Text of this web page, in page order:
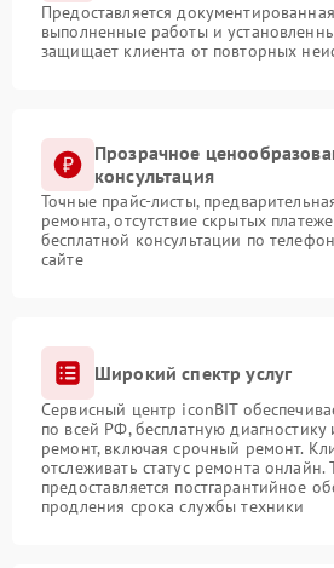
Предоставляется
выполненные работы и
защищает клиента от повторных
Прозрачное
консультация
Точные прайс-листы,
ремонта, отсутствие скрытых
бесплатной консультации по
сайте
Широкий спектр услуг
Сервисный центр iconBIT
по всей РФ, бесплатную диагностику
ремонт, включая срочный ремонт.
отслеживать статус ремонта онлайн.
предоставляется постгарантийное
продления срока службы техники